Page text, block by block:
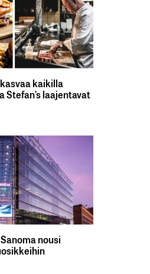
kaikilla
Stefan’s laajentavat
nousi